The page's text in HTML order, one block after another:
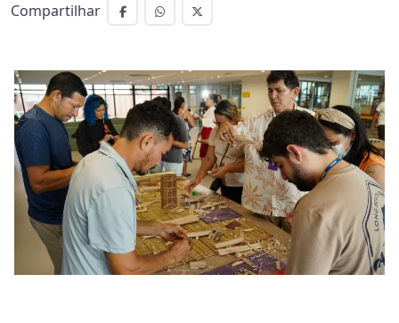
Compartilhar